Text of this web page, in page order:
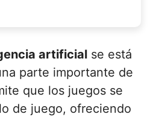
artificial se está
parte importante de
que los juegos se
de juego, ofreciendo